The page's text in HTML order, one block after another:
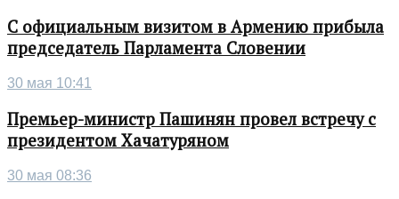
С официальным визитом в Армению прибыла
председатель Парламента Словении
30 мая 10:41
Премьер-министр Пашинян провел встречу с
президентом Хачатуряном
30 мая 08:36